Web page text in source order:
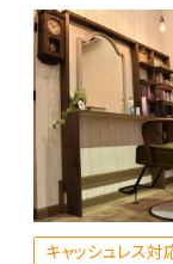
キャッシュレス対